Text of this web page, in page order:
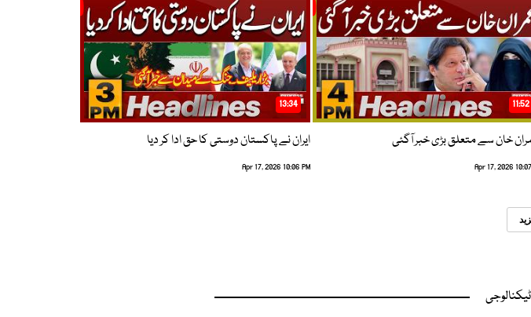
11:52
خان سے متعلق بڑی خبر آگئی
Apr 17, 2026
13:34
ایران نے پاکستان دوستی کا حق ادا کر دیا
Apr 17, 2026 10:06 PM